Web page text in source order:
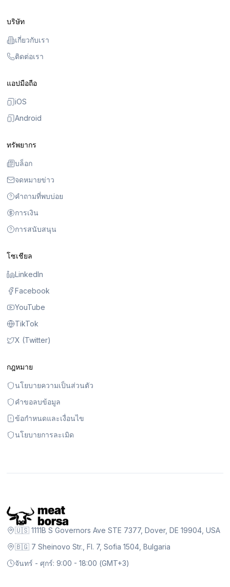
บริษัท
เกี่ยวกับเรา
ติดต่อเรา
แอปมือถือ
iOS
Android
ทรัพยากร
บล็อก
จดหมายข่าว
คำถามที่พบบ่อย
การเงิน
การสนับสนุน
โซเชียล
LinkedIn
Facebook
YouTube
TikTok
X (Twitter)
กฎหมาย
นโยบายความเป็นส่วนตัว
คำขอลบข้อมูล
ข้อกำหนดและเงื่อนไข
นโยบายการละเมิด
🇺🇸 1111B S Governors Ave STE 7377, Dover, DE 19904, USA
🇧🇬 7 Sheinovo Str., Fl. 7, Sofia 1504, Bulgaria
จันทร์ - ศุกร์: 9:00 - 18:00 (GMT+3)